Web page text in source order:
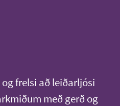
frelsi að leiðarljósi
með gerð og